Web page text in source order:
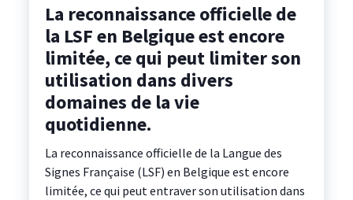
La reconnaissance officielle de
la LSF en Belgique est encore
limitée, ce qui peut limiter son
utilisation dans divers
domaines de la vie
quotidienne.
La reconnaissance officielle de la Langue des
Signes Française (LSF) en Belgique est encore
limitée, ce qui peut entraver son utilisation dans